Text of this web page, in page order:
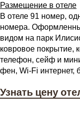
Размещение в отеле
В отеле 91 номер,
номера.
видом на парк
ковровое покрытие,
телефон, сейф и
фен, Wi-Fi интернет,
Узнать цену